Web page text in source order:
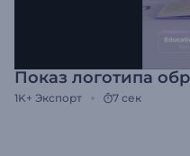
Показ логотипа
1K+ Экспорт 7 сек